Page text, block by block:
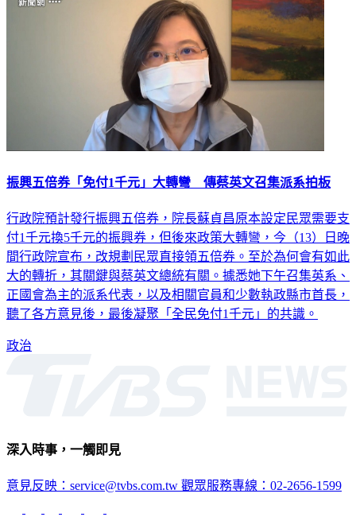
振興五倍券「免付1千元」大轉彎 傳蔡英文召集派系拍板
行政院預計發行振興五倍券，院長蘇貞昌原本設定民眾需要支
付1千元換5千元的振興券，但後來政策大轉彎，今（13）日晚
間行政院宣布，改規劃民眾直接領五倍券。至於為何會有如此
大的轉折，其關鍵與蔡英文總統有關。據悉她下午召集英系、
正國會為主的派系代表，以及相關官員和少數執政縣市首長，
聽了各方意見後，最後凝聚「全民免付1千元」的共識。
政治
深入時事，一觸即見
意見反映：service@tvbs.com.tw 觀眾服務專線：02-2656-1599